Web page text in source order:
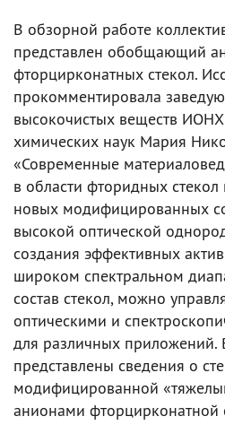
В обзорной работе
представлен обобщающий
фторцирконатных стекол.
прокомментировала
высокочистых веществ
химических наук Мария
«Современные
в области фторидных
новых модифицированных
высокой оптической
создания эффективных
широком спектральном
состав стекол, можно
оптическими и
для различных приложений.
представлены сведения о
модифицированной
анионами фторцирконатной